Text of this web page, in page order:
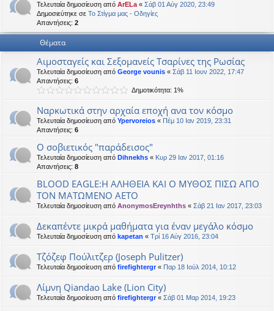
εις
Τελευταία δημοσίευση από ArELa « Σάβ 01 Αύγ 2020, 23:49
Δημοσιεύτηκε σε Το Στίγμα μας - Οδηγίες
Απαντήσεις: 2
Θέματα
Αιμοσταγείς και Σεξομανείς Τσαρίνες της Ρωσίας
Τελευταία δημοσίευση από George vounis « Σάβ 11 Ιουν 2022, 17:47
Απαντήσεις: 6
Δημοτικότητα: 1%
Ναρκωτικά στην αρχαία εποχή ανα τον κόσμο
Τελευταία δημοσίευση από Ypervoreios « Πέμ 10 Ιαν 2019, 23:31
Απαντήσεις: 6
Ο σοβιετικός "παράδεισος"
Τελευταία δημοσίευση από Dihnekhs « Κυρ 29 Ιαν 2017, 01:16
Απαντήσεις: 8
BLOOD EAGLE:Η ΑΛΗΘΕΙΑ ΚΑΙ Ο ΜΥΘΟΣ ΠΙΣΩ ΑΠΟ
ΤΟΝ ΜΑΤΩΜΕΝΟ ΑΕΤΟ
Τελευταία δημοσίευση από AnonymosEreynhths « Σάβ 21 Ιαν 2017, 23:03
Δεκαπέντε μικρά μαθήματα για έναν μεγάλο κόσμο
Τελευταία δημοσίευση από kapetan « Τρί 16 Αύγ 2016, 23:04
Τζόζεφ Πούλιτζερ (Joseph Pulitzer)
Τελευταία δημοσίευση από firefightergr« Παρ 18 Ιούλ 2014, 10:12
Λίμνη Qiandao Lake (Lion City)
Τελευταία δημοσίευση από firefightergr« Σάβ 01 Μαρ 2014, 19:23